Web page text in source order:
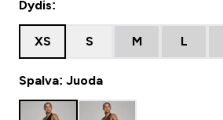
Dydis:
XS S M L
Spalva: Juoda